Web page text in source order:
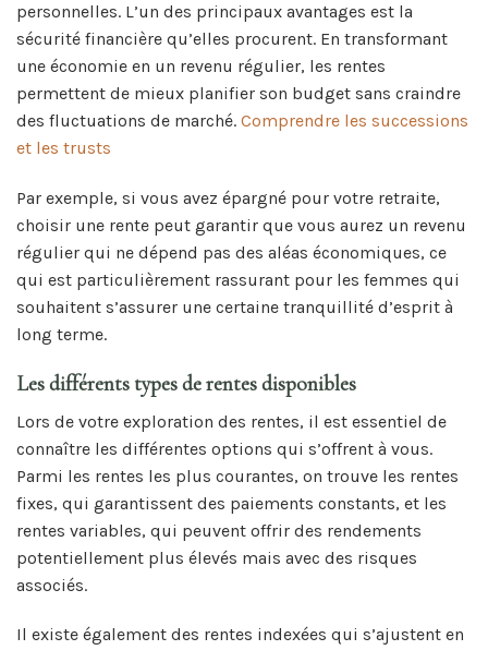
personnelles. L’un des principaux avantages est la
sécurité financière qu’elles procurent. En transformant
une économie en un revenu régulier, les rentes
permettent de mieux planifier son budget sans craindre
des fluctuations de marché. Comprendre les successions
et les trusts
Par exemple, si vous avez épargné pour votre retraite,
choisir une rente peut garantir que vous aurez un revenu
régulier qui ne dépend pas des aléas économiques, ce
qui est particulièrement rassurant pour les femmes qui
souhaitent s’assurer une certaine tranquillité d’esprit à
long terme.
Les différents types de rentes disponibles
Lors de votre exploration des rentes, il est essentiel de
connaître les différentes options qui s’offrent à vous.
Parmi les rentes les plus courantes, on trouve les rentes
fixes, qui garantissent des paiements constants, et les
rentes variables, qui peuvent offrir des rendements
potentiellement plus élevés mais avec des risques
associés.
Il existe également des rentes indexées qui s’ajustent en